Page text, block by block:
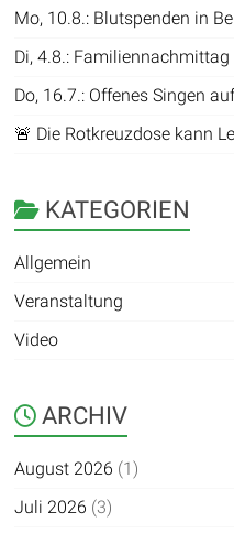
Mo, 10.8.: Blutspenden in
Di, 4.8.: Familiennachmittag
Do, 16.7.: Offenes Singen
🚨 Die Rotkreuzdose kann
KATEGORIEN
Allgemein
Veranstaltung
Video
ARCHIV
August 2026 (1)
Juli 2026 (3)